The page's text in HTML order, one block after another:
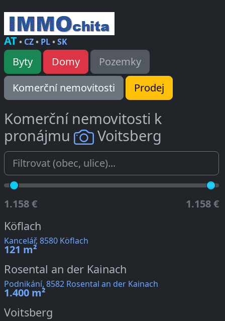
AT• CZ• PL•SK
Byty Domy
Pozemky
Komerční nemovitosti
Prodej
Komerční nemovitosti k
pronájmu
Voitsberg
1.158 € 1.158 €
Köflach
Kancelář, 8580 Köflach
121 m²
Rosental an der Kainach
Podnikání, 8582 Rosental an der Kainach
1.400 m²
Voitsberg